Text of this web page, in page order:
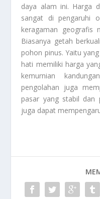
daya alam ini. Harga
sangat di pengaruhi
keragaman geografis
Biasanya getah
pohon pinus. Yaitu
hati memiliki harga
kemurnian
pengolahan juga
pasar yang stabil dan
juga dapat